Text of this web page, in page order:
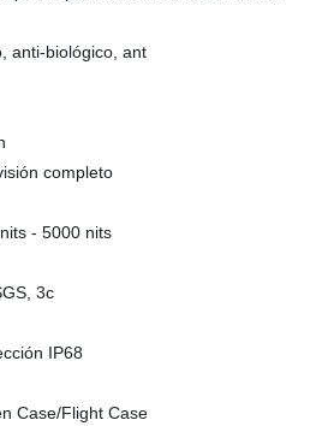
anti-biológico, ant
completo
- 5000 nits
3c
IP68
Case/Flight Case